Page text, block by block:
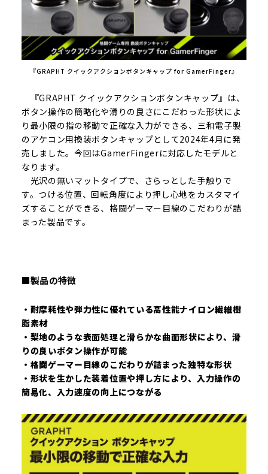
『GRAPHT クイックアクションボタンキャップ for GamerFinger』
『GRAPHT クイックアクションボタンキャップ』は、
ボタン操作の簡略化や滑りの良さにこだわった形状によ
り最小限の指の移動で正確な入力ができる、三和電子製
のアケコン用換装ボタンキャップとして2024年4月に発
売しました。今回はGamerFingerに対応したモデルと
なります。
光沢の無いマットタイプで、さらっとした手触りで
す。つける位置、回転角度により押し心地をカスタマイ
ズすることができる、格闘ゲーマー目線のこだわりが詰
まった製品です。
■製品の特徴
・耐摩耗性や弾力性に優れている高性能ナイロン繊維樹
脂素材
・梨地のような表面処理と滑らかな曲面形状により、滑
りの良いボタン操作が可能
・格闘ゲーマー目線のこだわりが詰まった独特な形状
・形状を生かした装着位置や押し方により、入力操作の
簡易化、入力速度の向上につながる